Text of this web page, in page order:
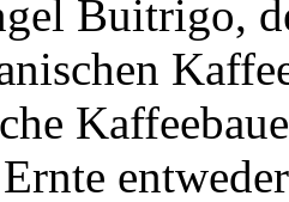
Buitrigo,